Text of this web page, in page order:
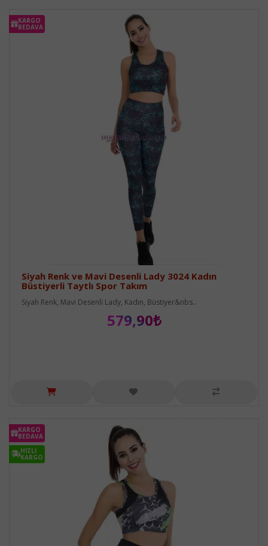
KARGO
BEDAVA
Siyah Renk ve Mavi Desenli Lady 3024 Kadın
Büstiyerli Taytlı Spor Takım
Siyah Renk, Mavi Desenli Lady, Kadın, Büstiyer&nbs..
579,90₺
KARGO
BEDAVA
HIZLI
KARGO